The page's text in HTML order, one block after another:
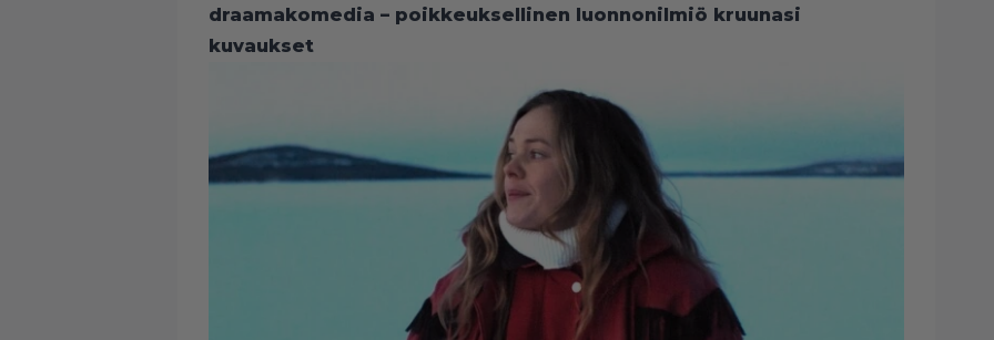
draamakomedia – poikkeuksellinen luonnonilmiö kruunasi
kuvaukset